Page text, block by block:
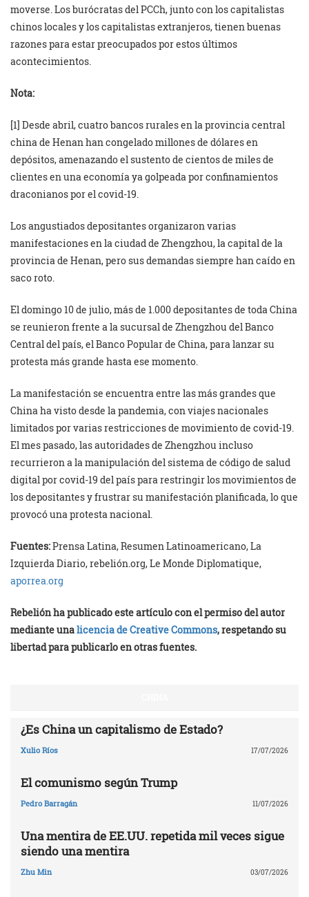
moverse. Los burócratas del PCCh, junto con los capitalistas
chinos locales y los capitalistas extranjeros, tienen buenas
razones para estar preocupados por estos últimos
acontecimientos.
Nota:
[1] Desde abril, cuatro bancos rurales en la provincia central
china de Henan han congelado millones de dólares en
depósitos, amenazando el sustento de cientos de miles de
clientes en una economía ya golpeada por confinamientos
draconianos por el covid-19.
Los angustiados depositantes organizaron varias
manifestaciones en la ciudad de Zhengzhou, la capital de la
provincia de Henan, pero sus demandas siempre han caído en
saco roto.
El domingo 10 de julio, más de 1.000 depositantes de toda China
se reunieron frente a la sucursal de Zhengzhou del Banco
Central del país, el Banco Popular de China, para lanzar su
protesta más grande hasta ese momento.
La manifestación se encuentra entre las más grandes que
China ha visto desde la pandemia, con viajes nacionales
limitados por varias restricciones de movimiento de covid-19.
El mes pasado, las autoridades de Zhengzhou incluso
recurrieron a la manipulación del sistema de código de salud
digital por covid-19 del país para restringir los movimientos de
los depositantes y frustrar su manifestación planificada, lo que
provocó una protesta nacional.
Fuentes:Prensa Latina, Resumen Latinoamericano, La
Izquierda Diario, rebelión.org, Le Monde Diplomatique,
aporrea.org
Rebelión ha publicado este artículo con el permiso del autor
mediante unalicencia de Creative Commons, respetando su
libertad para publicarlo en otras fuentes.
¿Es China un capitalismo de Estado?
Xulio Ríos 17/07/2026
El comunismo según Trump
Pedro Barragán 11/07/2026
Una mentira de EE.UU. repetida mil veces sigue
siendo una mentira
Zhu Min 03/07/2026